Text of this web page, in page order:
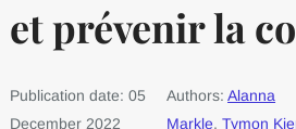
et prévenir la
Publication date: 05
December 2022
Authors:Alanna
Markle,Tymon